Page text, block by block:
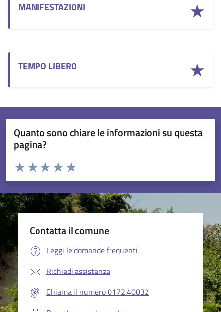
MANIFESTAZIONI
TEMPO LIBERO
Quanto sono chiare le informazioni su questa
pagina?
Valuta da 1 a 5 stelle la pagina
Valuta 5 stelle su 5
Valuta 4 stelle su 5
Valuta 3 stelle su 5
Valuta 2 stelle su 5
Valuta 1 stelle su 5
Contatta il comune
Leggi le domande frequenti
Richiedi assistenza
Chiama il numero 0172.40032